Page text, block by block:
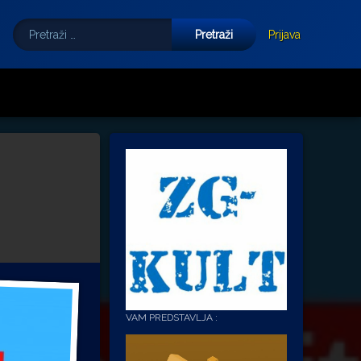
mail
Pretraži:
Prijava
VAM PREDSTAVLJA :